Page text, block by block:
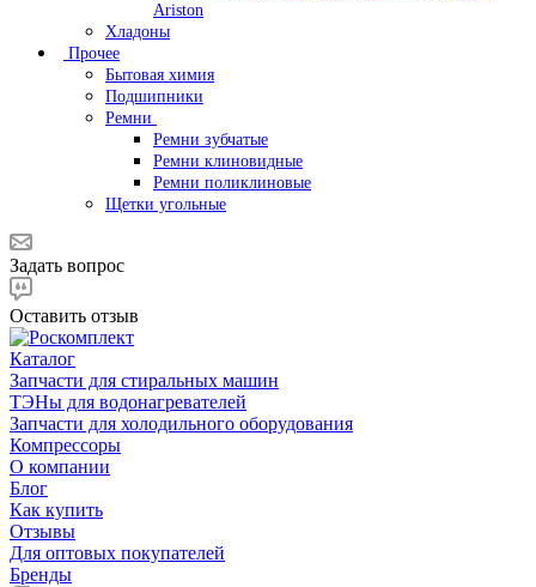
Ariston
Хладоны
Прочее
Бытовая химия
Подшипники
Ремни
Ремни зубчатые
Ремни клиновидные
Ремни поликлиновые
Щетки угольные
Задать вопрос
Оставить отзыв
Каталог
Запчасти для стиральных машин
ТЭНы для водонагревателей
Запчасти для холодильного оборудования
Компрессоры
О компании
Блог
Как купить
Отзывы
Для оптовых покупателей
Бренды